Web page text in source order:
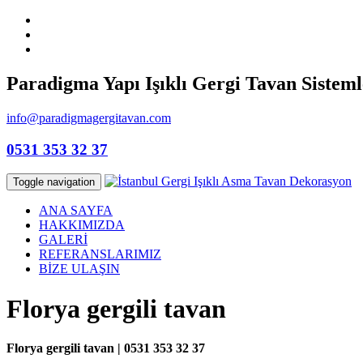
Paradigma Yapı Işıklı Gergi Tavan
info@paradigmagergitavan.com
0531 353 32 37
Toggle navigation
ANA SAYFA
HAKKIMIZDA
GALERİ
REFERANSLARIMIZ
BİZE ULAŞIN
Florya gergili tavan
Florya gergili tavan | 0531 353 32 37